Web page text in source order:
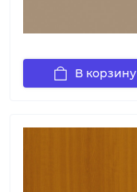
В корзину